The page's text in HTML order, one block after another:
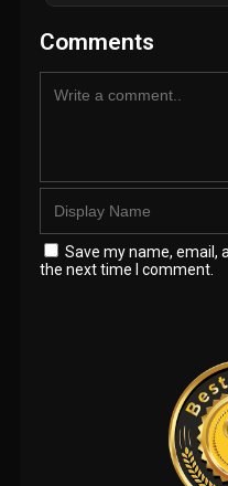
Comments
Save my name, email,
the next time I comment.